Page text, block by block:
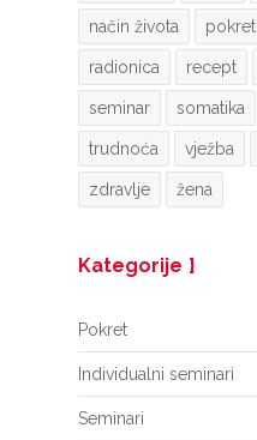
način života pokret
radionica recept
seminar somatika
trudnoća vježba
zdravlje žena
Kategorije
Pokret
Individualni seminari
Seminari